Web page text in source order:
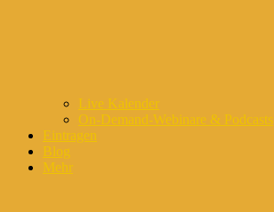
Live Kalender
On-Demand-Webinare & Podcasts
Eintragen
Blog
Mehr